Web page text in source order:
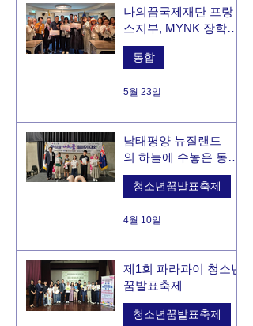
나의꿈국제재단 프랑
스지부, MYNK 장학금
전달식 개최
통합
5월 23일
남태평양 뉴질랜드
의 하늘에 수놓은 동
포 청소년들의 꿈의 행
진!청소년꿈발표축제
4월 10일
제1회 파라과이 청소년
꿈발표축제
청소년꿈발표축제